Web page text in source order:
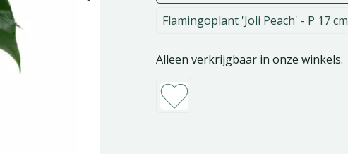
Flamingoplant 'Joli Peach' - P 17 cm
Alleen verkrijgbaar in onze winkels.